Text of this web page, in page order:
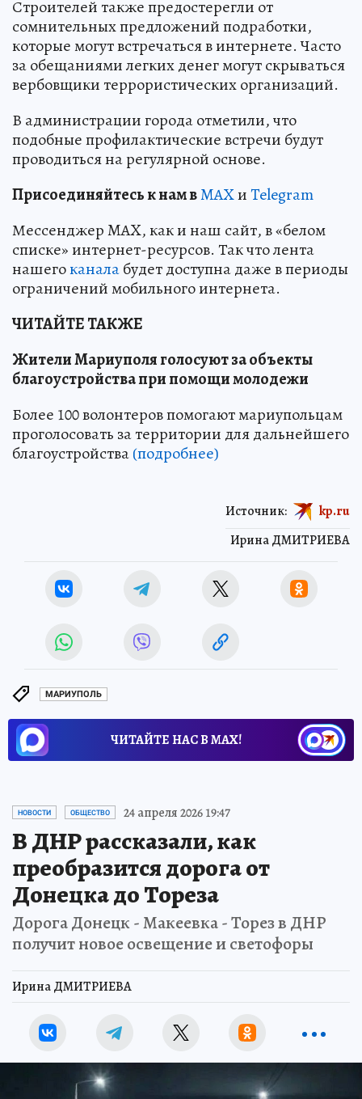
Строителей также предостерегли от
сомнительных предложений подработки,
которые могут встречаться в интернете. Часто
за обещаниями легких денег могут скрываться
вербовщики террористических организаций.
В администрации города отметили, что
подобные профилактические встречи будут
проводиться на регулярной основе.
Присоединяйтесь к нам вMAXиTelegram
Мессенджер MAX, как и наш сайт, в «белом
списке» интернет-ресурсов. Так что лента
нашегоканалабудет доступна даже в периоды
ограничений мобильного интернета.
ЧИТАЙТЕ ТАКЖЕ
Жители Мариуполя голосуют за объекты
благоустройства при помощи молодежи
Более 100 волонтеров помогают мариупольцам
проголосовать за территории для дальнейшего
благоустройства(подробнее)
Ирина ДМИТРИЕВА
Источник: kp.ru
МАРИУПОЛЬ
ЧИТАЙТЕ НАС В МАХ!
НОВОСТИ ОБЩЕСТВО 24 апреля 2026 19:47
В ДНР рассказали, как
преобразится дорога от
Донецка до Тореза
Дорога Донецк - Макеевка - Торез в ДНР
получит новое освещение и светофоры
Ирина ДМИТРИЕВА